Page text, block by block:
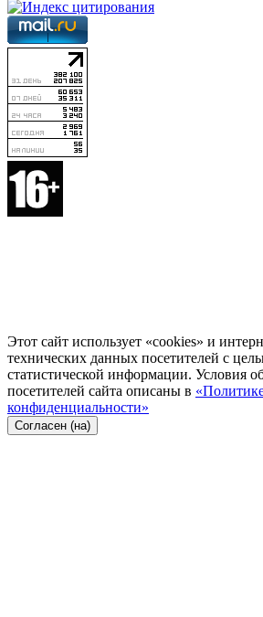
Этот сайт использует «cookies» и
технических данных посетителей с
статистической информации. Условия
посетителей сайта описаны в
конфиденциальности»
Согласен (на)